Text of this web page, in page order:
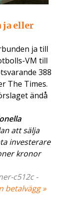
ja eller
ja till
VM till
388
The Times.
ändå
att sälja
investerare
kronor
c512c -
betalvägg »